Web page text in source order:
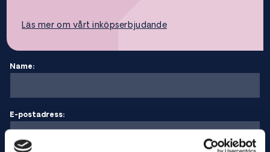
Läs mer om vårt inköpserbjudande
Name:
E-postadress: